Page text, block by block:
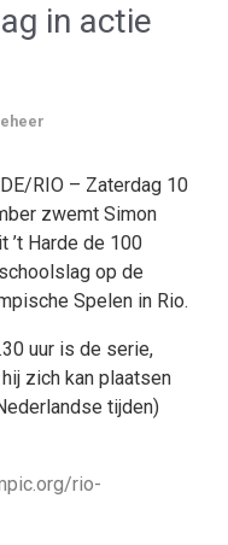
in actie
RIO – Zaterdag 10
zwemt Simon
’t Harde de 100
op de
Spelen in Rio.
uur is de serie,
zich kan plaatsen
tijden)
rio-